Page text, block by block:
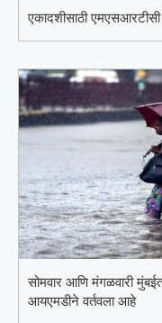
एकादशीसाठी
सोमवार आणि मंगळवारी
आयएमडीने वर्तवला आहे